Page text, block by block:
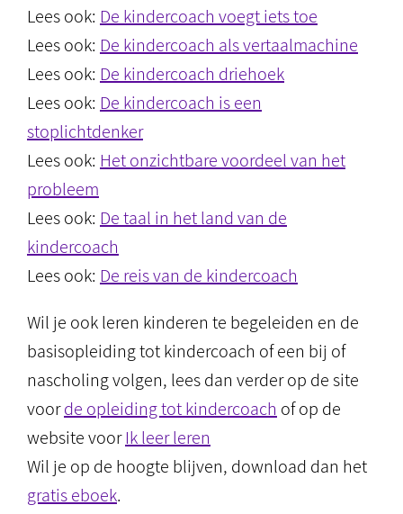
Lees ook: De kindercoach voegt iets toe
Lees ook: De kindercoach als vertaalmachine
Lees ook: De kindercoach driehoek
Lees ook: De kindercoach is een
stoplichtdenker
Lees ook: Het onzichtbare voordeel van het
probleem
Lees ook: De taal in het land van de
kindercoach
Lees ook: De reis van de kindercoach
Wil je ook leren kinderen te begeleiden en de
basisopleiding tot kindercoach of een bij of
nascholing volgen, lees dan verder op de site
voorde opleiding tot kindercoach of op de
website voorIk leer leren
Wil je op de hoogte blijven, download dan het
gratis eboek.